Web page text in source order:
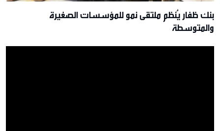
بنك ظفار يُنظم ملتقى نمو للمؤسسات الصغيرة
والمتوسطة